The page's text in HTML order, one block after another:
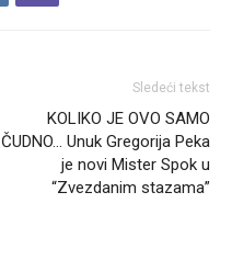
Sledeći tekst
KOLIKO JE OVO SAMO
ČUDNO… Unuk Gregorija Peka
je novi Mister Spok u
“Zvezdanim stazama”